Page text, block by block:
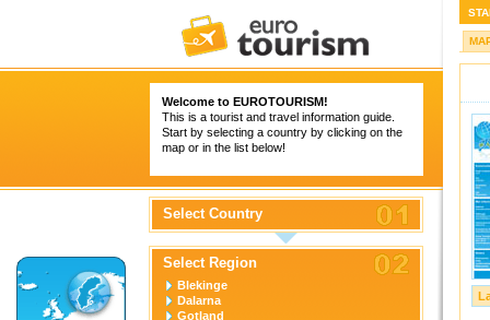
Welcome to EUROTOURISM!
This is a tourist and travel information guide.
Start by selecting a country by clicking on the
map or in the list below!
Select Country
Select Region
Blekinge
Dalarna
Gotland